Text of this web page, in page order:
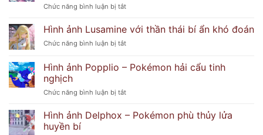
Chức năng bình luận bị tắtở
Pokémon
Hình
Dễ
Bí
Hình ảnh Lusamine với thần thái bí ẩn khó đoán
Chức năng bình luận bị tắtở
ảnh
Lusamine
thần
Hình ảnh Popplio – Pokémon hải cẩu tinh
nghịch
Chức năng bình luận bị tắtở
ảnh
Popplio
Hình ảnh Delphox – Pokémon phù thủy lửa
huyền bí